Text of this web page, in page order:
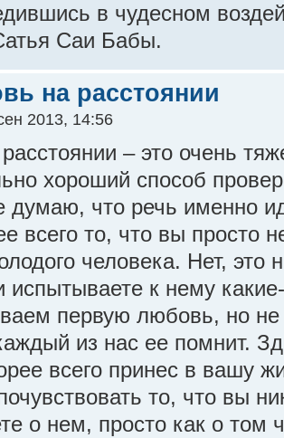
в чудесном
Саи Бабы.
на расстоянии
2013, 14:56
– это очень
хороший способ
думаю, что речь именно
всего то, что вы просто
человека. Нет, это
к нему
первую любовь, но не
из нас ее помнит.
всего принес в вашу
то, что вы
о нем, просто как о том